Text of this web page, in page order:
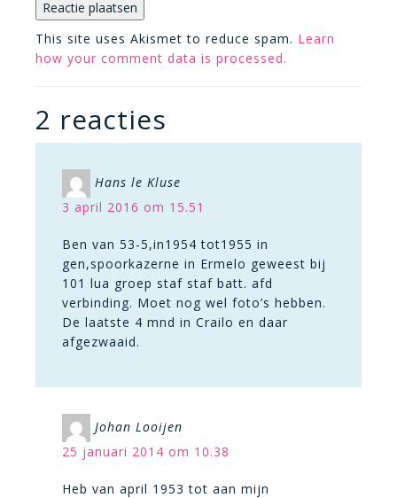
This site uses Akismet to reduce spam. Learn
how your comment data is processed.
2 reacties
Hans le Kluse
3 april 2016 om 15.51
Ben van 53-5,in1954 tot1955 in
gen,spoorkazerne in Ermelo geweest bij
101 lua groep staf staf batt. afd
verbinding. Moet nog wel foto’s hebben.
De laatste 4 mnd in Crailo en daar
afgezwaaid.
Johan Looijen
25 januari 2014 om 10.38
Heb van april 1953 tot aan mijn